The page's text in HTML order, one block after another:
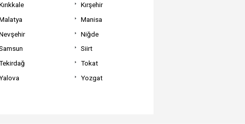
Kırşehir
Manisa
Niğde
Siirt
Tokat
Yozgat